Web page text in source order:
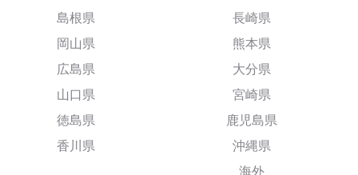
島根県
岡山県
広島県
山口県
徳島県
香川県
長崎県
熊本県
大分県
宮崎県
鹿児島県
沖縄県
海外